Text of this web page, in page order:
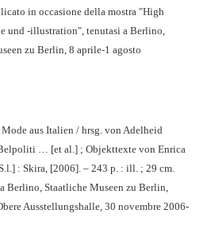
in occasione della mostra "High
und -illustration", tenutasi a Berlino,
zu Berlin, 8 aprile-1 agosto
aus Italien / hrsg. von Adelheid
… [et al.] ; Objekttexte von Enrica
: Skira, [2006]. – 243 p. : ill. ; 29 cm.
Berlino, Staatliche Museen zu Berlin,
Ausstellungshalle, 30 novembre 2006-